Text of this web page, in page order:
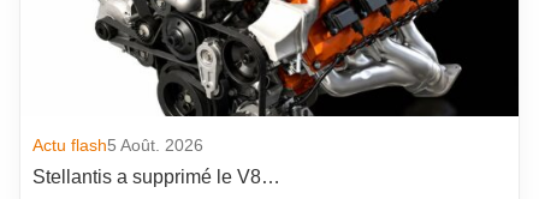
Actu flash5 Août. 2026
Stellantis a supprimé le V8…